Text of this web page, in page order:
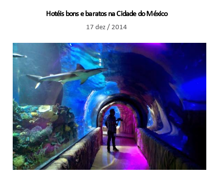
Hotéis bons e baratos na Cidade do México
17 dez / 2014